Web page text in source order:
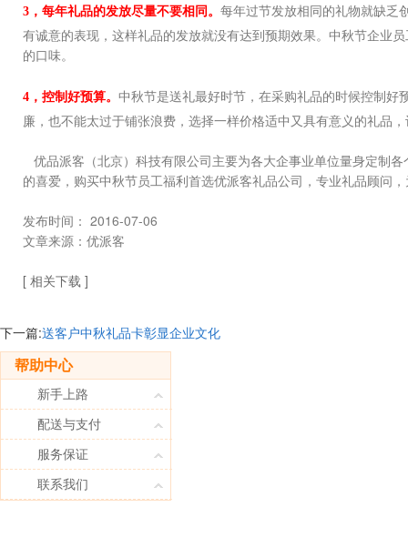
3，每年礼品的发放尽量不要相同。 每年过节发放相同的礼物就缺乏
有诚意的表现，这样礼品的发放就没有达到预期效果。中秋节企业
的口味。
4，控制好预算。 中秋节是送礼最好时节，在采购礼品的时候控制
廉，也不能太过于铺张浪费，选择一样价格适中又具有意义的礼品
优品派客（北京）科技有限公司主要为各大企事业单位量身定制
的喜爱，购买中秋节员工福利首选优派客礼品公司，专业礼品顾问
发布时间： 2016-07-06
文章来源：优派客
[ 相关下载 ]
下一篇:送客户中秋礼品卡彰显企业文化
帮助中心
新手上路
配送与支付
服务保证
联系我们